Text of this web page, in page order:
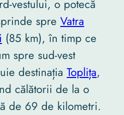
vestului, o potecă
spre Vatra
(85 km), în timp ce
spre sud-vest
destinația Toplița,
călătorii de la o
de 69 de kilometri.